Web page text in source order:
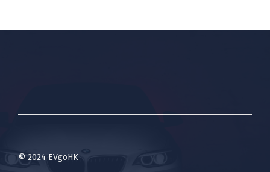
© 2024 EVgoHK